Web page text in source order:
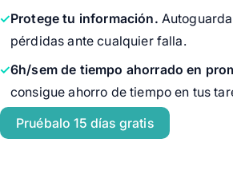
Protege tu información.
pérdidas ante cualquier falla.
6h/sem de tiempo ahorrado en
consigue ahorro de tiempo en tus
Pruébalo 15 días gratis